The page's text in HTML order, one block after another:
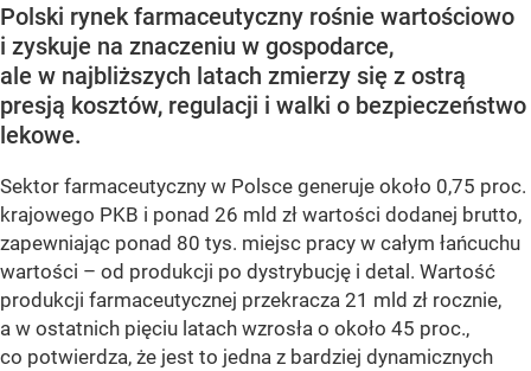
Polski rynek farmaceutyczny rośnie wartościowo
i zyskuje na znaczeniu w gospodarce,
ale w najbliższych latach zmierzy się z ostrą
presją kosztów, regulacji i walki o bezpieczeństwo
lekowe.
Sektor farmaceutyczny w Polsce generuje około 0,75 proc.
krajowego PKB i ponad 26 mld zł wartości dodanej brutto,
zapewniając ponad 80 tys. miejsc pracy w całym łańcuchu
wartości – od produkcji po dystrybucję i detal. Wartość
produkcji farmaceutycznej przekracza 21 mld zł rocznie,
a w ostatnich pięciu latach wzrosła o około 45 proc.,
co potwierdza, że jest to jedna z bardziej dynamicznych